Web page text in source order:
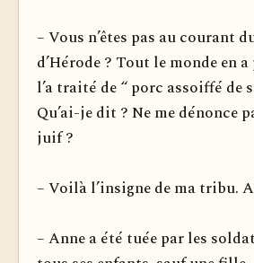
– Vous n’êtes pas au courant
d’Hérode ? Tout le monde en
l’a traité de “ porc assoiffé de
Qu’ai-je dit ? Ne me dénonce
juif ?
– Voilà l’insigne de ma tribu.
– Anne a été tuée par les